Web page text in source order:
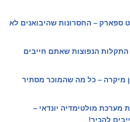
ספארק – החסרונות שהיבואנים לא
4 בעיות – התקלות הנפוצות שאתם חייבים
מיקרה – כל מה שהמוכר מסתיר
מולטימדיה יונדאי –
להכיר!